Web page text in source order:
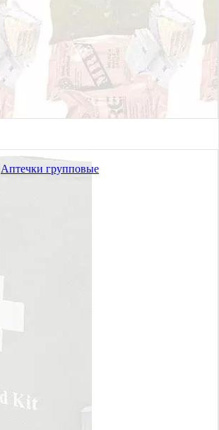
Аптечки групповые
PZBD0053